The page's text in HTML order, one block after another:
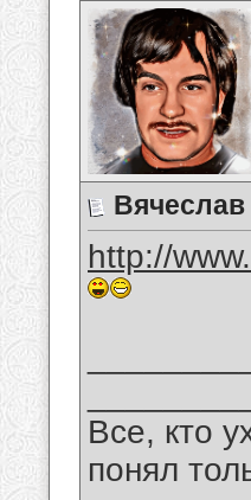
http://
Все, кто
понял